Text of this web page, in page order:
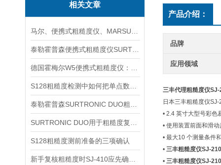
相关文章
S128粗糙度测前准备的三项确认
产品介绍：
品牌
应用领域
三丰代理粗糙度仪SJ-
日本三丰粗糙度仪
• 2.4 英寸大型号彩色
• 使用装置前面和滑
• 最大10 个测量条件
• 三丰粗糙度仪SJ-210
• 三丰粗糙度仪SJ-210